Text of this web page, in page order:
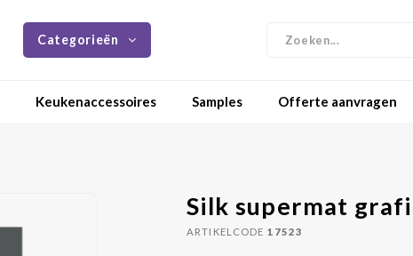
Categorieën
Keukenaccessoires Samples Offerte aanvragen
Silk supermat
ARTIKELCODE 17523